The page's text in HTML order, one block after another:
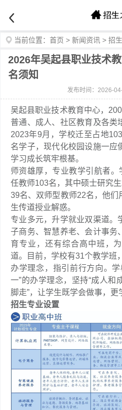
当前位置： 首页 > 新闻资讯 > 招
2026年吴起县职业技术
名须知
发布时间：2026-
吴起县职业技术教育中心，
普通、成人、社区教育及各类
2023年9月，学校迁至占地
名学子，现代化校园设施一应
学习成长筑牢根基。
师资雄厚，专业教学引航者
任教师103名，其中硕士研究
39名、双师型教师22名，他们
生传道授业解惑。
专业多元，升学就业双渠道。
子商务、智慧养老、会计事务
育专业，还有综合高中班，
道。目前，学校有31个教学班
办学理念，指引前行方向。
一”的办学理念，坚持“成人和
脚走”，让学生既学会做事，更
招生专业设置